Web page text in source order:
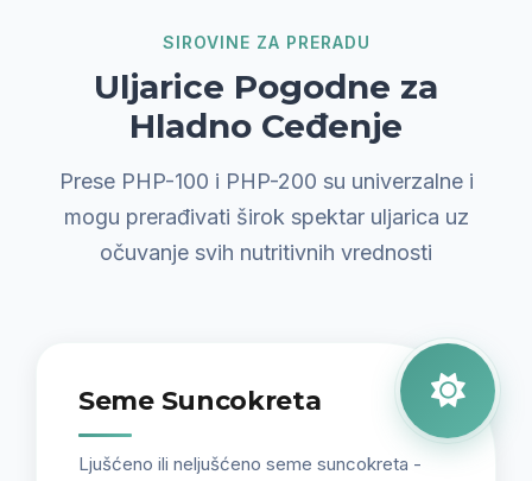
SIROVINE ZA PRERADU
Uljarice Pogodne za
Hladno Ceđenje
Prese PHP-100 i PHP-200 su univerzalne i
mogu prerađivati širok spektar uljarica uz
očuvanje svih nutritivnih vrednosti
Seme Suncokreta
Ljušćeno ili neljušćeno seme suncokreta -